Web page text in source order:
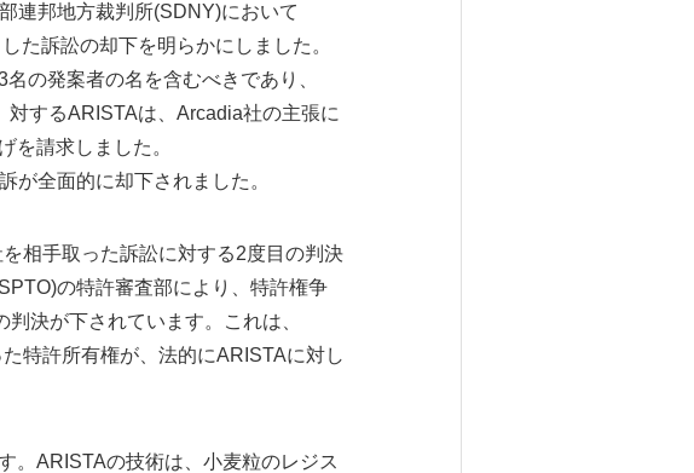
連邦地方裁判所(SDNY)において
た訴訟の却下を明らかにしました。
の発案者の名を含むべきであり、
するARISTAは、Arcadia社の主張に
を請求しました。
が全面的に却下されました。
相手取った訴訟に対する2度目の判決
の特許審査部により、特許権争
決が下されています。これは、
特許所有権が、法的にARISTAに対し
。ARISTAの技術は、小麦粒のレジス